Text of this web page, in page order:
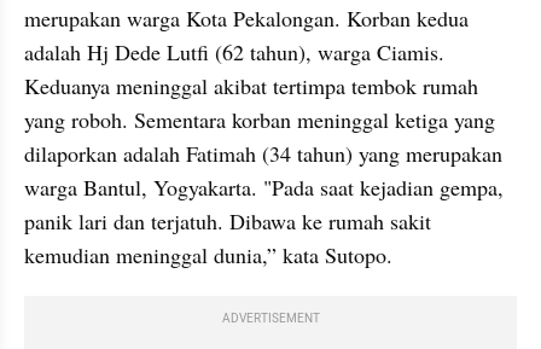
merupakan warga Kota Pekalongan. Korban kedua
adalah Hj Dede Lutfi (62 tahun), warga Ciamis.
Keduanya meninggal akibat tertimpa tembok rumah
yang roboh. Sementara korban meninggal ketiga yang
dilaporkan adalah Fatimah (34 tahun) yang merupakan
warga Bantul, Yogyakarta. "Pada saat kejadian gempa,
panik lari dan terjatuh. Dibawa ke rumah sakit
kemudian meninggal dunia,” kata Sutopo.
ADVERTISEMENT